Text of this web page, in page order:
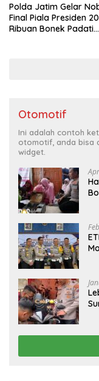
Polda Jatim Gelar
Final Piala Presiden
Ribuan Bonek Padati
Otomotif
Ini adalah contoh
otomotif, anda bisa
widget.